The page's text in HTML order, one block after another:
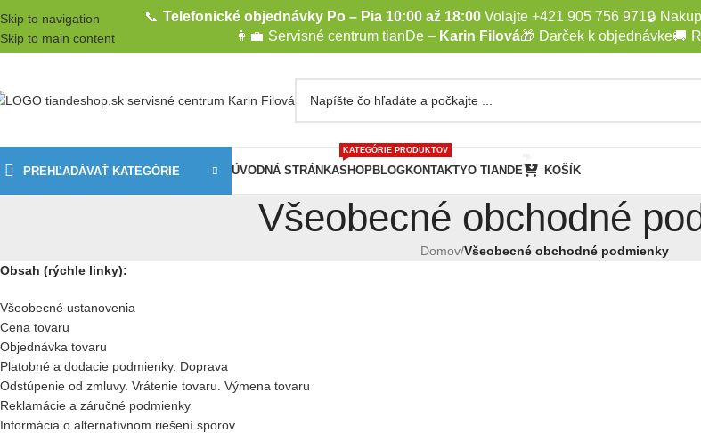
Skip to navigation
Skip to main content
📞 Telefonické objednávky Po – Pia 10:00 až 18:00Volajte +421 905 756 971🔒
👩‍💼 Servisné centrum tianDe – Karin Filová🎁 Darček k objednávke🚚
PREHĽADÁVAŤ KATEGÓRIE ÚVODNÁ STRÁNKASHOP
KATEGÓRIE PRODUKTOV
BLOGKONTAKTYO TIANDE KOŠÍK
Všeobecné obchodné
Domov/Všeobecné obchodné podmienky
Obsah (rýchle linky):
Všeobecné ustanovenia
Cena tovaru
Objednávka tovaru
Platobné a dodacie podmienky. Doprava
Odstúpenie od zmluvy. Vrátenie tovaru. Výmena tovaru
Reklamácie a záručné podmienky
Informácia o alternatívnom riešení sporov